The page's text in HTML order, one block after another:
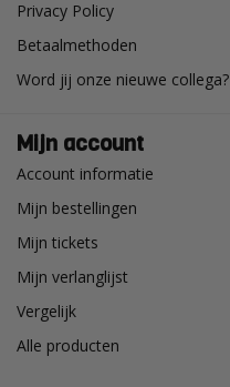
Privacy Policy
Betaalmethoden
Word jij onze nieuwe collega?
Mijn account
Account informatie
Mijn bestellingen
Mijn tickets
Mijn verlanglijst
Vergelijk
Alle producten